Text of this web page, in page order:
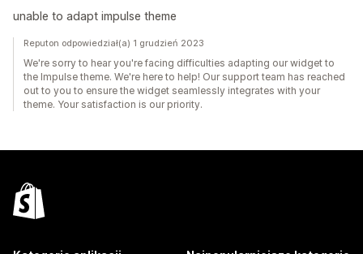
unable to adapt impulse theme
Reputon odpowiedział(a) 1 grudzień 2023
We're sorry to hear you're facing difficulties adapting our widget to
the Impulse theme. We're here to help! Our support team has reached
out to you to ensure the widget seamlessly integrates with your
theme. Your satisfaction is our priority.